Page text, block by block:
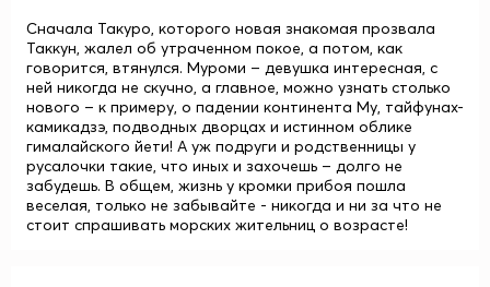
Сначала Такуро, которого новая знакомая прозвала
Таккун, жалел об утраченном покое, а потом, как
говорится, втянулся. Муроми – девушка интересная, с
ней никогда не скучно, а главное, можно узнать столько
нового – к примеру, о падении континента Му, тайфунах-
камикадзэ, подводных дворцах и истинном облике
гималайского йети! А уж подруги и родственницы у
русалочки такие, что иных и захочешь – долго не
забудешь. В общем, жизнь у кромки прибоя пошла
веселая, только не забывайте - никогда и ни за что не
стоит спрашивать морских жительниц о возрасте!